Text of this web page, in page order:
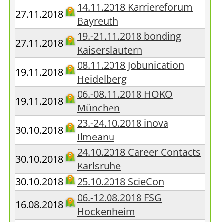
27.11.2018
14.11.2018 Karriereforum
Bayreuth
27.11.2018
19.-21.11.2018 bonding
Kaiserslautern
19.11.2018
08.11.2018 Jobunication
Heidelberg
19.11.2018
06.-08.11.2018 HOKO
München
30.10.2018
23.-24.10.2018 inova
Ilmeanu
30.10.2018
24.10.2018 Career Contacts
Karlsruhe
30.10.2018
25.10.2018 ScieCon
16.08.2018
06.-12.08.2018 FSG
Hockenheim